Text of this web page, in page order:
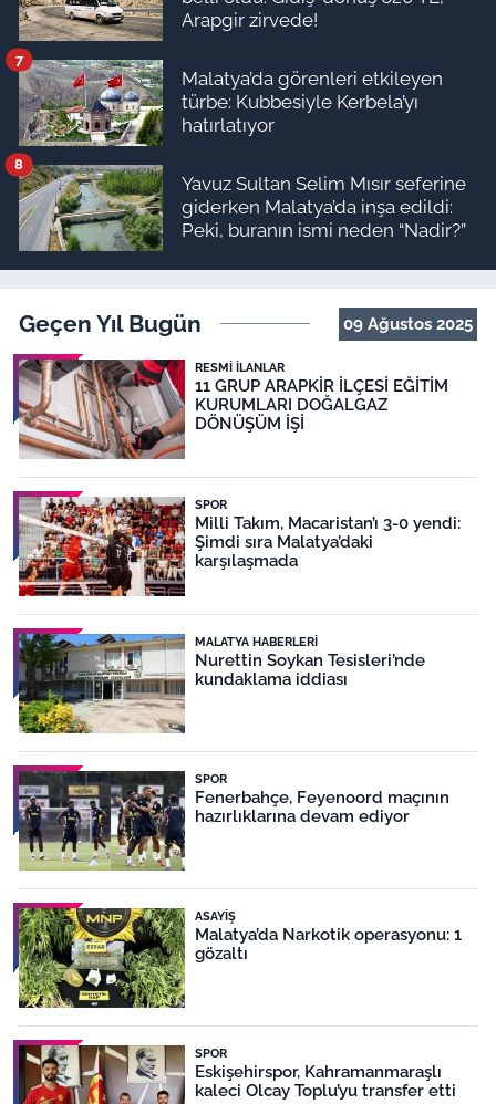
Arapgir zirvede!
Malatya’da görenleri etkileyen
türbe: Kubbesiyle Kerbela’yı
hatırlatıyor
7
Yavuz Sultan Selim Mısır seferine
giderken Malatya’da inşa edildi:
Peki, buranın ismi neden “Nadir?”
8
Geçen Yıl Bugün 09 Ağustos 2025
RESMI İLANLAR
11 GRUP ARAPKİR İLÇESİ EĞİTİM
KURUMLARI DOĞALGAZ
DÖNÜŞÜM İŞİ
SPOR
Milli Takım, Macaristan’ı 3-0 yendi:
Şimdi sıra Malatya’daki
karşılaşmada
MALATYA HABERLERI
Nurettin Soykan Tesisleri’nde
kundaklama iddiası
SPOR
Fenerbahçe, Feyenoord maçının
hazırlıklarına devam ediyor
ASAYIŞ
Malatya’da Narkotik operasyonu: 1
gözaltı
SPOR
Eskişehirspor, Kahramanmaraşlı
kaleci Olcay Toplu’yu transfer etti